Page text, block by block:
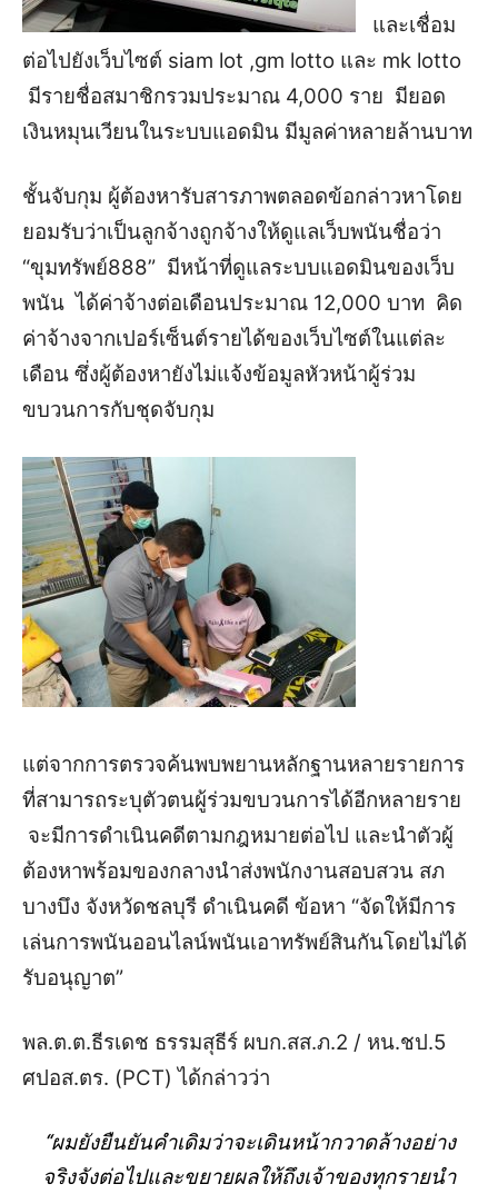
และเชื่อม
ต่อไปยังเว็บไซต์ siam lot ,gm lotto และ mk lotto
มีรายชื่อสมาชิกรวมประมาณ 4,000 ราย มียอด
เงินหมุนเวียนในระบบแอดมิน มีมูลค่าหลายล้านบาท
ชั้นจับกุม ผู้ต้องหารับสารภาพตลอดข้อกล่าวหาโดย
ยอมรับว่าเป็นลูกจ้างถูกจ้างให้ดูแลเว็บพนันชื่อว่า
“ขุมทรัพย์888” มีหน้าที่ดูแลระบบแอดมินของเว็บ
พนัน ได้ค่าจ้างต่อเดือนประมาณ 12,000 บาท คิด
ค่าจ้างจากเปอร์เซ็นต์รายได้ของเว็บไซต์ในแต่ละ
เดือน ซึ่งผู้ต้องหายังไม่แจ้งข้อมูลหัวหน้าผู้ร่วม
ขบวนการกับชุดจับกุม
แต่จากการตรวจค้นพบพยานหลักฐานหลายรายการ
ที่สามารถระบุตัวตนผู้ร่วมขบวนการได้อีกหลายราย
จะมีการดำเนินคดีตามกฎหมายต่อไป และนำตัวผู้
ต้องหาพร้อมของกลางนำส่งพนักงานสอบสวน สภ
บางบึง จังหวัดชลบุรี ดำเนินคดี ข้อหา “จัดให้มีการ
เล่นการพนันออนไลน์พนันเอาทรัพย์สินกันโดยไม่ได้
รับอนุญาต”
พล.ต.ต.ธีรเดช ธรรมสุธีร์ ผบก.สส.ภ.2 / หน.ชป.5
ศปอส.ตร. (PCT) ได้กล่าวว่า
“ผมยังยืนยันคำเดิมว่าจะเดินหน้ากวาดล้างอย่าง
จริงจังต่อไปและขยายผลให้ถึงเจ้าของทุกรายนำ